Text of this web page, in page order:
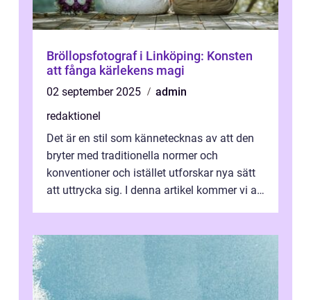
Bröllopsfotograf i Linköping: Konsten
att fånga kärlekens magi
02 september 2025
admin
redaktionel
Det är en stil som kännetecknas av att den
bryter med traditionella normer och
konventioner och istället utforskar nya sätt
att uttrycka sig. I denna artikel kommer vi att